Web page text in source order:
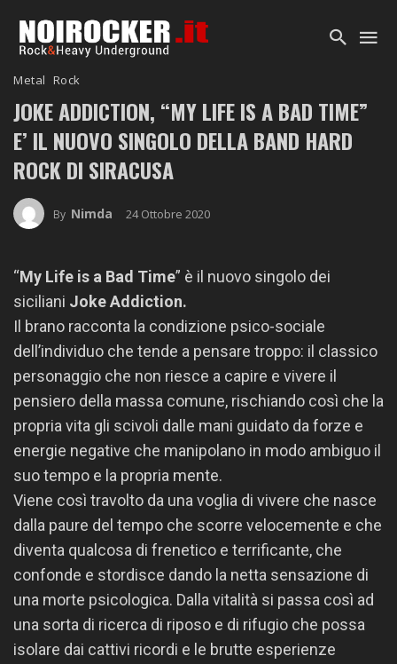
Metal Rock
JOKE ADDICTION, “MY LIFE IS A BAD TIME”
E’ IL NUOVO SINGOLO DELLA BAND HARD
ROCK DI SIRACUSA
By Nimda 24 Ottobre 2020
“My Life is a Bad Time” è il nuovo singolo dei
siciliani Joke Addiction.
Il brano racconta la condizione psico-sociale
dell’individuo che tende a pensare troppo: il classico
personaggio che non riesce a capire e vivere il
pensiero della massa comune, rischiando così che la
propria vita gli scivoli dalle mani guidato da forze e
energie negative che manipolano in modo ambiguo il
suo tempo e la propria mente.
Viene così travolto da una voglia di vivere che nasce
dalla paure del tempo che scorre velocemente e che
diventa qualcosa di frenetico e terrificante, che
confonde e stordisce dando la netta sensazione di
una morte psicologica. Dalla vitalità si passa così ad
una sorta di ricerca di riposo e di rifugio che possa
isolare dai cattivi ricordi e le brutte esperienze